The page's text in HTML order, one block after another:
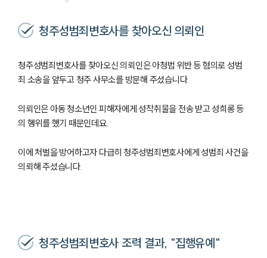
청주성범죄변호사를 찾아오신 의뢰인
청주성범죄변호사를 찾아오신 의뢰인은 아청법 위반 등 혐의로 성범
죄 소송을 앞두고 청주 사무소를 방문해 주셨습니다.
의뢰인은 아동 청소년인 피해자에게 성착취물을 전송 받고 성희롱 등
의 행위를 했기 때문인데요.
이에 처벌을 방어하고자 다급히 청주성범죄변호사에게 성범죄 사건을
의뢰해 주셨습니다.
청주성범죄변호사 조력 결과, "집행유예"